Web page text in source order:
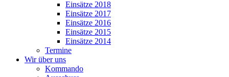
Einsätze 2018
Einsätze 2017
Einsätze 2016
Einsätze 2015
Einsätze 2014
Termine
Wir über uns
Kommando